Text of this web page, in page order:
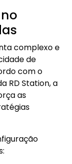
complexo e
de
com o
RD Station, a
as